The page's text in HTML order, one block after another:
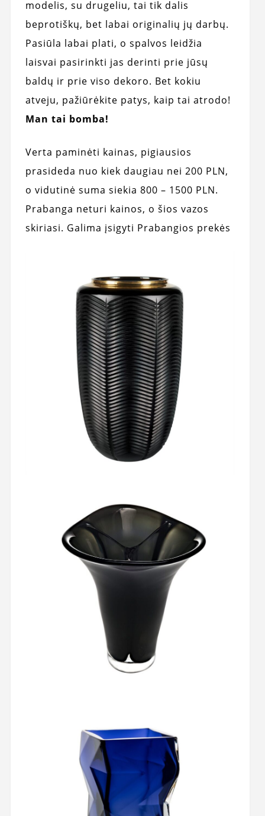
modelis, su drugeliu, tai tik dalis
beprotiškų, bet labai originalių jų darbų.
Pasiūla labai plati, o spalvos leidžia
laisvai pasirinkti jas derinti prie jūsų
baldų ir prie viso dekoro. Bet kokiu
atveju, pažiūrėkite patys, kaip tai atrodo!
Man tai bomba!
Verta paminėti kainas, pigiausios
prasideda nuo kiek daugiau nei 200 PLN,
o vidutinė suma siekia 800 – 1500 PLN.
Prabanga neturi kainos, o šios vazos
skiriasi. Galima įsigyti Prabangios prekės